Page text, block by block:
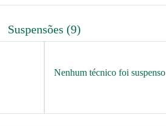
Suspensões (9)
Nenhum técnico foi suspenso